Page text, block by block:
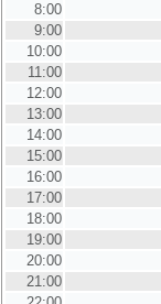
8:00
9:00
10:00
11:00
12:00
13:00
14:00
15:00
16:00
17:00
18:00
19:00
20:00
21:00